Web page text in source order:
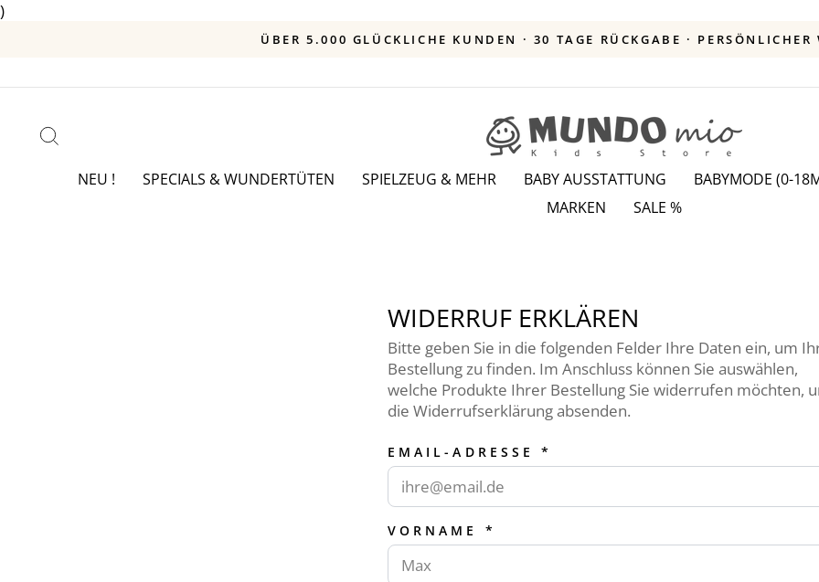
)
Diashow
KAUF AUF RECHNUNG · KOSTENLOSER VERSAND
NEU ! SPECIALS & WUNDERTÜTEN SPIELZEUG & MEHR BABY AUSSTATTUNG BABYMODE (0-
MARKEN
SALE %
WIDERRUF ERKLÄREN
Bitte geben Sie in die folgenden Felder Ihre Daten ein, um
Bestellung zu finden. Im Anschluss können Sie auswählen,
welche Produkte Ihrer Bestellung Sie widerrufen möchten,
die Widerrufserklärung absenden.
EMAIL-ADRESSE *
VORNAME *